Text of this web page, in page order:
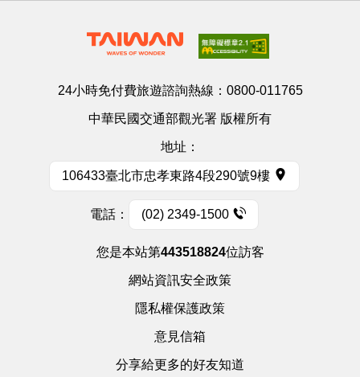
24小時免付費旅遊諮詢熱線： 0800-011765
中華民國交通部觀光署 版權所有
地址：
106433臺北市忠孝東路4段290號9樓
電話： (02) 2349-1500
您是本站第443518824位訪客
網站資訊安全政策
隱私權保護政策
意見信箱
分享給更多的好友知道